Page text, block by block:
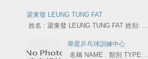
梁東發 LEUNG TUNG FAT
姓名 : 梁東發 LEUNG TUNG FAT 姓别: ...
華星乒乓球訓練中心
名稱 NAME : 類別 TYPE: ...